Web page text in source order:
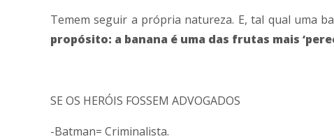
Temem seguir a própria natureza. E, tal qual uma
propósito: a banana é uma das frutas mais
SE OS HERÓIS FOSSEM ADVOGADOS
-Batman= Criminalista.